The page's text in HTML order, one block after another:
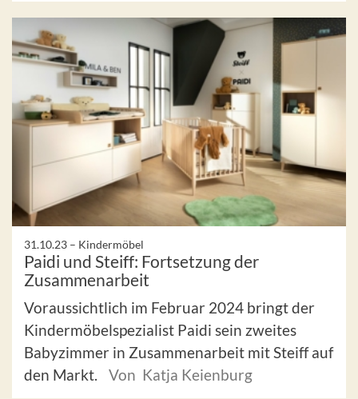
31.10.23 – Kindermöbel
Paidi und Steiff: Fortsetzung der
Zusammenarbeit
Voraussichtlich im Februar 2024 bringt der
Kindermöbelspezialist Paidi sein zweites
Babyzimmer in Zusammenarbeit mit Steiff auf
den Markt.
Von Katja Keienburg